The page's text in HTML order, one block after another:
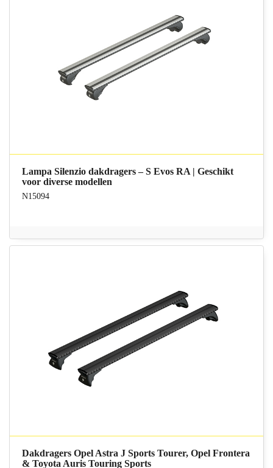
Lampa Silenzio dakdragers – S Evos RA | Geschikt
voor diverse modellen
N15094
Dakdragers Opel Astra J Sports Tourer, Opel Frontera
& Toyota Auris Touring Sports